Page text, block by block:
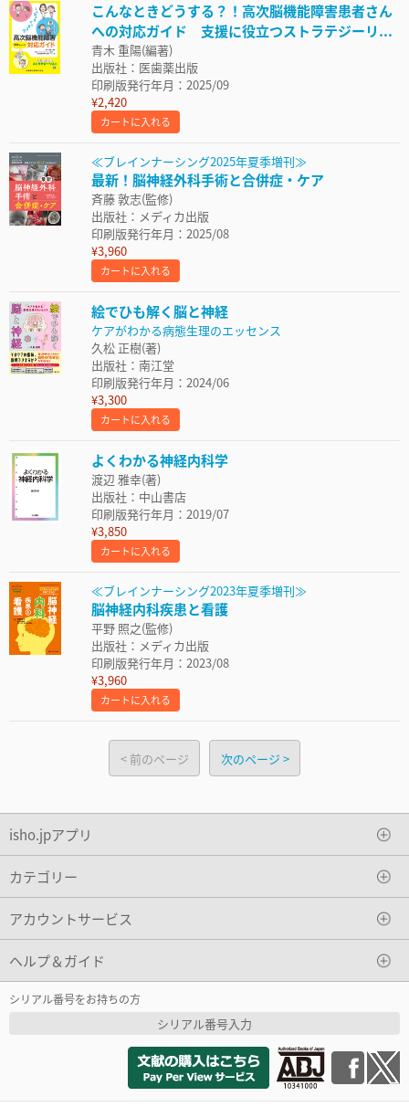
こんなときどうする？！高次脳機能障害患者さん
への対応ガイド 支援に役立つストラテジーリ...
青木 重陽(編著)
出版社：医歯薬出版
印刷版発行年月：2025/09
¥2,420
カートに入れる
≪ブレインナーシング2025年夏季増刊≫
最新！脳神経外科手術と合併症・ケア
斉藤 敦志(監修)
出版社：メディカ出版
印刷版発行年月：2025/08
¥3,960
カートに入れる
絵でひも解く脳と神経
ケアがわかる病態生理のエッセンス
久松 正樹(著)
出版社：南江堂
印刷版発行年月：2024/06
¥3,300
カートに入れる
よくわかる神経内科学
渡辺 雅幸(著)
出版社：中山書店
印刷版発行年月：2019/07
¥3,850
カートに入れる
≪ブレインナーシング2023年夏季増刊≫
脳神経内科疾患と看護
平野 照之(監修)
出版社：メディカ出版
印刷版発行年月：2023/08
¥3,960
カートに入れる
前のページ 次のページ
isho.jpアプリ
カテゴリー
アカウントサービス
ヘルプ＆ガイド
シリアル番号をお持ちの方
シリアル番号入力